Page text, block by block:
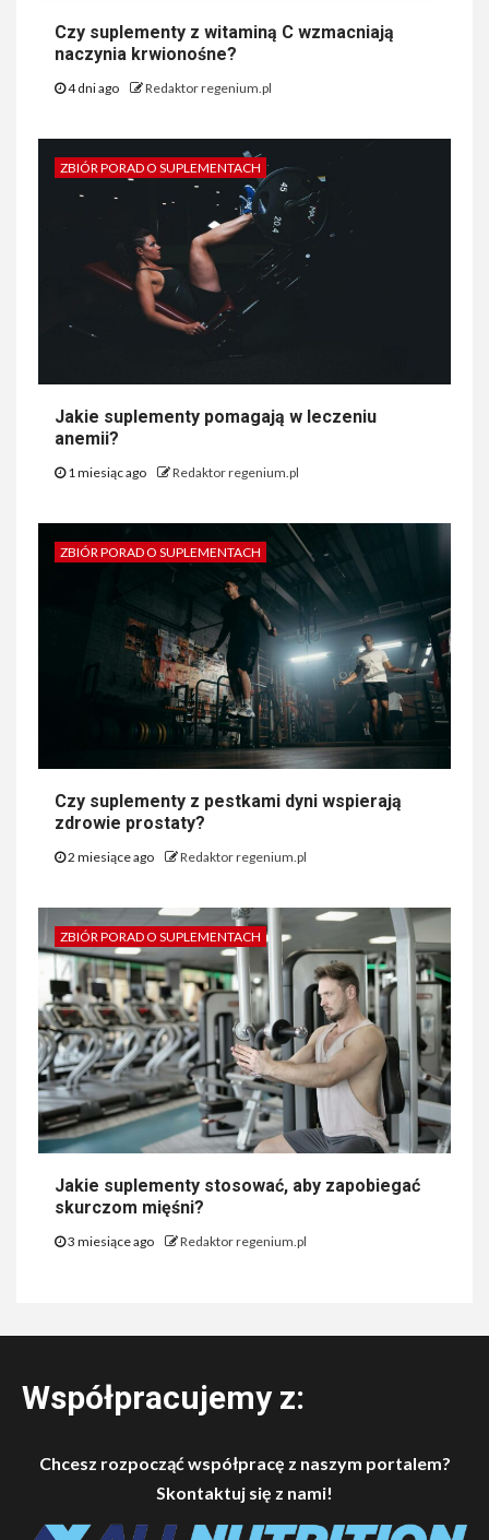
Czy suplementy z witaminą C wzmacniają
naczynia krwionośne?
4 dni ago Redaktor regenium.pl
ZBIÓR PORAD O SUPLEMENTACH
Jakie suplementy pomagają w leczeniu
anemii?
1 miesiąc ago Redaktor regenium.pl
ZBIÓR PORAD O SUPLEMENTACH
Czy suplementy z pestkami dyni wspierają
zdrowie prostaty?
2 miesiące ago Redaktor regenium.pl
ZBIÓR PORAD O SUPLEMENTACH
Jakie suplementy stosować, aby zapobiegać
skurczom mięśni?
3 miesiące ago Redaktor regenium.pl
Współpracujemy z:
Chcesz rozpocząć współpracę z naszym portalem?
Skontaktuj się z nami!